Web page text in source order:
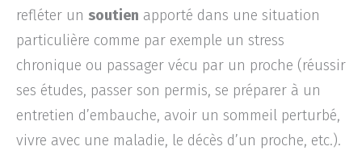
refléter un soutien apporté dans une situation
particulière comme par exemple un stress
chronique ou passager vécu par un proche (réussir
ses études, passer son permis, se préparer à un
entretien d’embauche, avoir un sommeil perturbé,
vivre avec une maladie, le décès d’un proche, etc.).